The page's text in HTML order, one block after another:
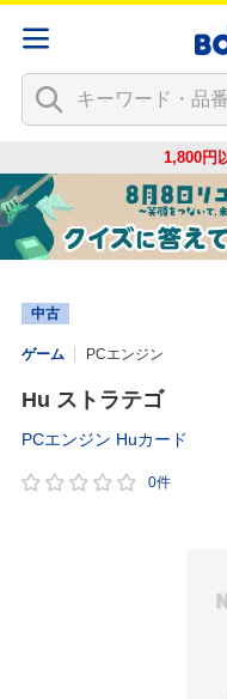
1,800円
中古
ゲーム PCエンジン
Hu ストラテゴ
PCエンジン Huカード
0件